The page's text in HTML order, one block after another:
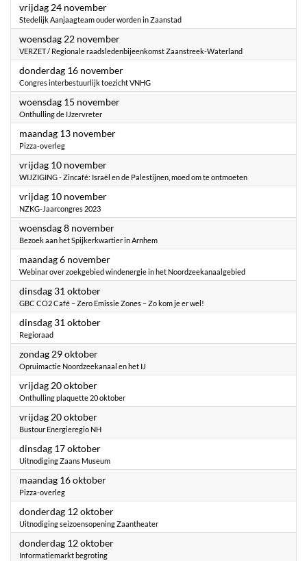
vrijdag 24 november2023
Stedelijk Aanjaagteam ouder worden in Zaanstad
woensdag 22 november2023
VERZET / Regionale raadsledenbijeenkomst Zaanstreek-Waterland
donderdag 16 november2023
Congres interbestuurlijk toezicht VNHG
woensdag 15 november2023
Onthulling de IJzervreter
maandag 13 november2023
Pizza-overleg
vrijdag 10 november2023
WIJZIGING - Zincafé: Israël en de Palestijnen, moed om te ontmoeten
vrijdag 10 november2023
NZKG-Jaarcongres 2023
woensdag 8 november2023
Bezoek aan het Spijkerkwartier in Arnhem
maandag 6 november2023
Webinar over zoekgebied windenergie in het Noordzeekanaalgebied
dinsdag 31 oktober2023
GBC CO2 Café – Zero Emissie Zones – Zo kom je er wel!
dinsdag 31 oktober2023
Regioraad
zondag 29 oktober2023
Opruimactie Noordzeekanaal en het IJ
vrijdag 20 oktober2023
Onthulling plaquette 20 oktober
vrijdag 20 oktober2023
Bustour Energieregio NH
dinsdag 17 oktober2023
Uitnodiging Zaans Museum
maandag 16 oktober2023
Pizza-overleg
donderdag 12 oktober2023
Uitnodiging seizoensopening Zaantheater
donderdag 12 oktober2023
Informatiemarkt begroting